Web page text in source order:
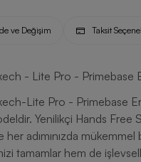
ve Değişim Taksit
- Lite Pro - Primebase
Lite Pro - Primebase
Yenilikçi Hands
mükemmel bir deneyim vadeder.
tamamlar hem de